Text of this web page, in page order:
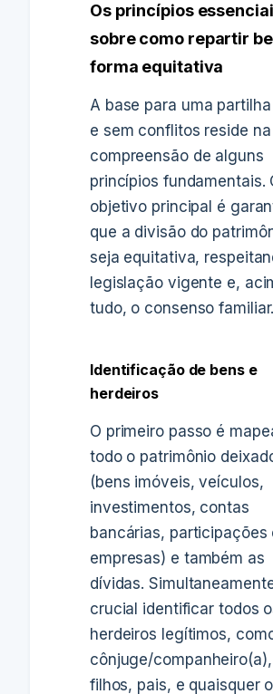
Os princípios
sobre como repartir
forma equitativa
A base para uma
e sem conflitos reside na
compreensão de alguns
princípios fundamentais.
objetivo principal é
que a divisão do
seja equitativa,
legislação vigente e,
tudo, o consenso familiar.
Identificação de bens e
herdeiros
O primeiro passo é
todo o patrimônio
(bens imóveis, veículos,
investimentos, contas
bancárias, participações
empresas) e também as
dívidas.
crucial identificar todos
herdeiros legítimos,
cônjuge/companheiro(a),
filhos, pais, e quaisquer